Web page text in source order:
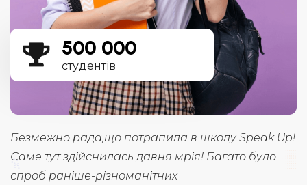
500 000
студентів
Мої враження про школу - сказати що я
вражена, - нічого не сказати. Мені дуже
сподобалось навчатись в Speak Up на